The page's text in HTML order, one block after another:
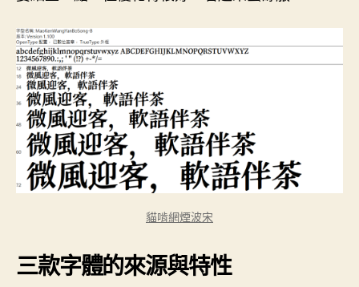
貓啃網煙波宋
三款字體的來源與特性